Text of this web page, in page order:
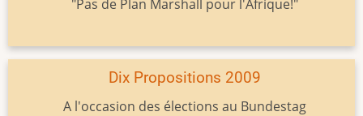
"Pas de Plan Marshall pour l'Afrique!"
Dix Propositions 2009
A l'occasion des élections au Bundestag